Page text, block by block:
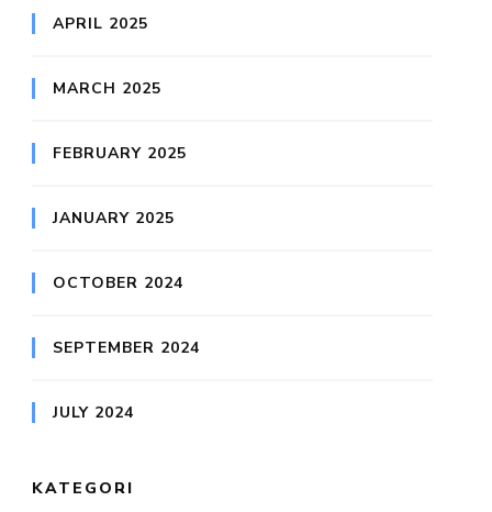
APRIL 2025
MARCH 2025
FEBRUARY 2025
JANUARY 2025
OCTOBER 2024
SEPTEMBER 2024
JULY 2024
KATEGORI